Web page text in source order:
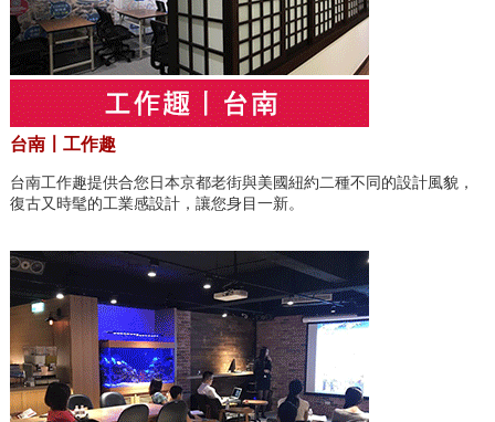
台南〡工作趣
台南工作趣提供合您日本京都老街與美國紐約二種不同的設計風貌，
復古又時髦的工業感設計，讓您身目一新。